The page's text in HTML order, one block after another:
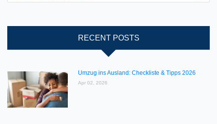
RECENT POSTS
Umzug ins Ausland: Checkliste & Tipps 2026
Apr 02, 2026